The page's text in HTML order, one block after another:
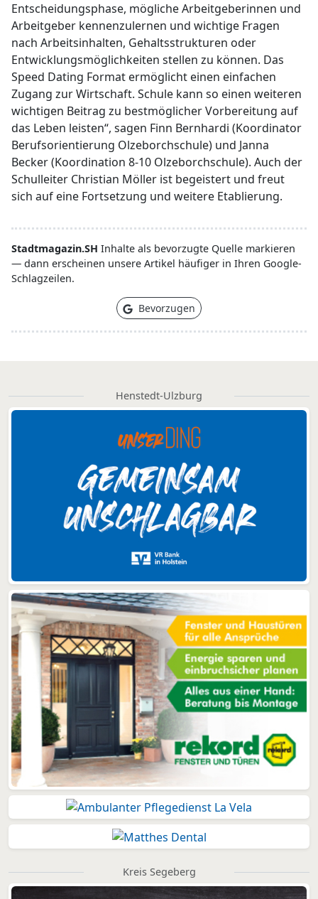
Entscheidungsphase, mögliche Arbeitgeberinnen und
Arbeitgeber kennenzulernen und wichtige Fragen
nach Arbeitsinhalten, Gehaltsstrukturen oder
Entwicklungsmöglichkeiten stellen zu können. Das
Speed Dating Format ermöglicht einen einfachen
Zugang zur Wirtschaft. Schule kann so einen weiteren
wichtigen Beitrag zu bestmöglicher Vorbereitung auf
das Leben leisten“, sagen Finn Bernhardi (Koordinator
Berufsorientierung Olzeborchschule) und Janna
Becker (Koordination 8-10 Olzeborchschule). Auch der
Schulleiter Christian Möller ist begeistert und freut
sich auf eine Fortsetzung und weitere Etablierung.
Stadtmagazin.SH Inhalte als bevorzugte Quelle markieren
— dann erscheinen unsere Artikel häufiger in Ihren Google-
Schlagzeilen.
Bevorzugen
Henstedt-Ulzburg
Kreis Segeberg